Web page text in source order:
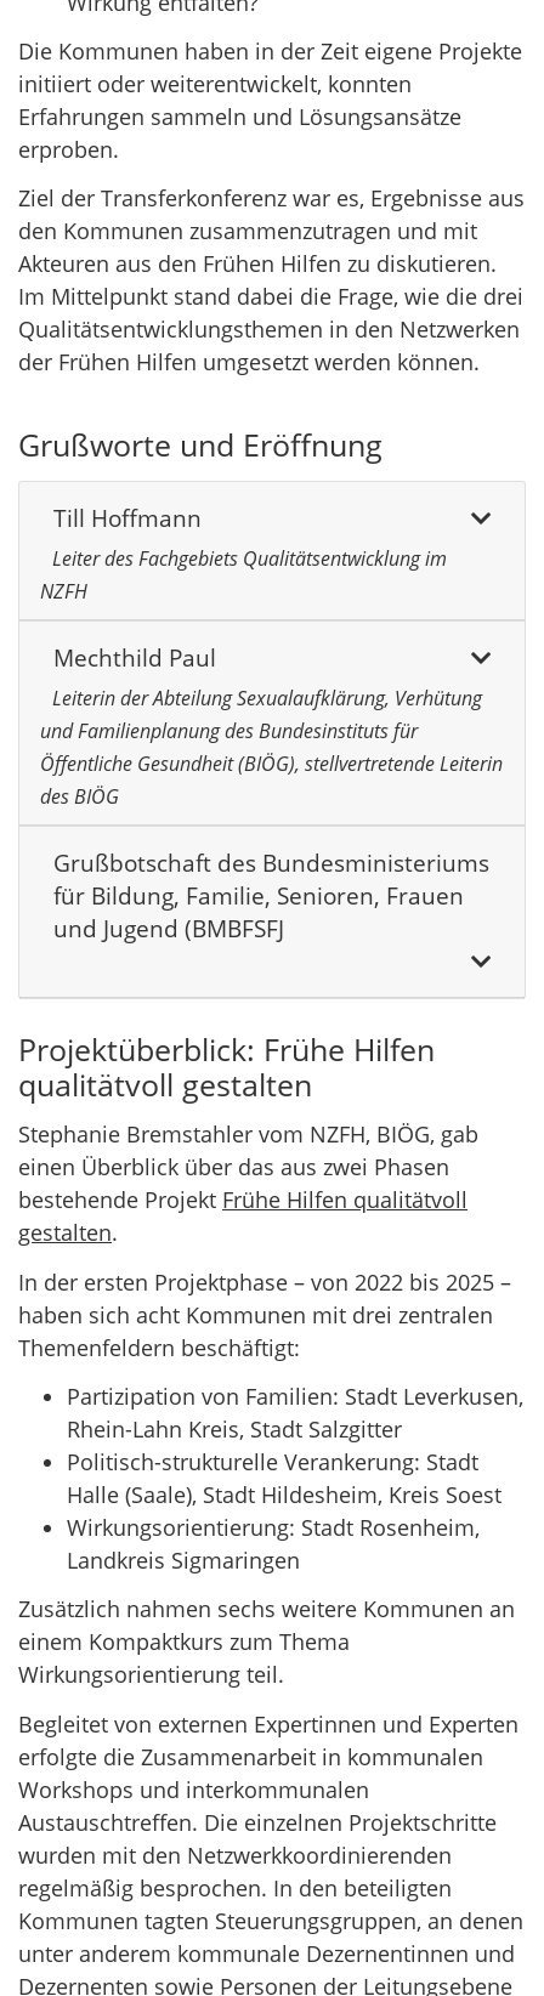
Die Kommunen haben in der Zeit eigene Projekte
initiiert oder weiterentwickelt, konnten
Erfahrungen sammeln und Lösungsansätze
erproben.
Ziel der Transferkonferenz war es, Ergebnisse aus
den Kommunen zusammenzutragen und mit
Akteuren aus den Frühen Hilfen zu diskutieren.
Im Mittelpunkt stand dabei die Frage, wie die drei
Qualitätsentwicklungsthemen in den Netzwerken
der Frühen Hilfen umgesetzt werden können.
Grußworte und Eröffnung
Till Hoffmann
Leiter des Fachgebiets Qualitätsentwicklung im
NZFH
Mechthild Paul
Leiterin der Abteilung Sexualaufklärung, Verhütung
und Familienplanung des Bundesinstituts für
Öffentliche Gesundheit (BIÖG), stellvertretende Leiterin
des BIÖG
Grußbotschaft des Bundesministeriums
für Bildung, Familie, Senioren, Frauen
und Jugend (BMBFSFJ
Projektüberblick: Frühe Hilfen
qualitätvoll gestalten
Stephanie Bremstahler vom NZFH, BIÖG, gab
einen Überblick über das aus zwei Phasen
bestehende Projekt Frühe Hilfen qualitätvoll
gestalten.
In der ersten Projektphase – von 2022 bis 2025 –
haben sich acht Kommunen mit drei zentralen
Themenfeldern beschäftigt:
Partizipation von Familien: Stadt Leverkusen,
Rhein-Lahn Kreis, Stadt Salzgitter
Politisch-strukturelle Verankerung: Stadt
Halle (Saale), Stadt Hildesheim, Kreis Soest
Wirkungsorientierung: Stadt Rosenheim,
Landkreis Sigmaringen
Zusätzlich nahmen sechs weitere Kommunen an
einem Kompaktkurs zum Thema
Wirkungsorientierung teil.
Begleitet von externen Expertinnen und Experten
erfolgte die Zusammenarbeit in kommunalen
Workshops und interkommunalen
Austauschtreffen. Die einzelnen Projektschritte
wurden mit den Netzwerkkoordinierenden
regelmäßig besprochen. In den beteiligten
Kommunen tagten Steuerungsgruppen, an denen
unter anderem kommunale Dezernentinnen und
Dezernenten sowie Personen der Leitungsebene